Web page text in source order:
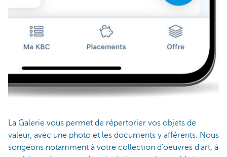
La Galerie vous permet de répertorier vos objets de
valeur, avec une photo et les documents y afférents. Nous
songeons notamment à votre collection d'oeuvres d'art, à